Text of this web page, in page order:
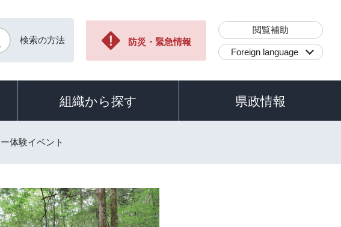
検索の方法 防災・緊急情報
閲覧補助
Foreign language
組織から探す 県政情報
体験イベント